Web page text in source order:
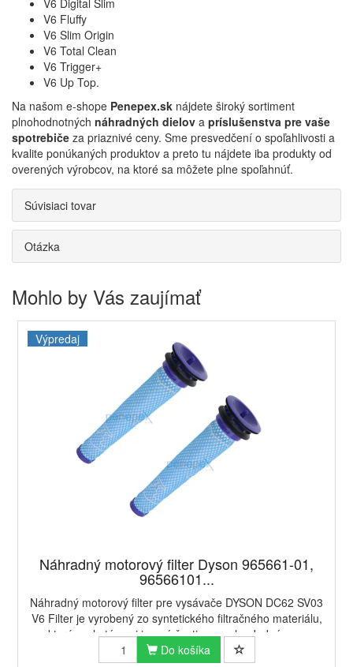
V6 Digital Slim
V6 Fluffy
V6 Slim Origin
V6 Total Clean
V6 Trigger+
V6 Up Top.
Na našom e-shope Penepex.sk nájdete široký sortiment
plnohodnotných náhradných dielov a príslušenstva pre vaše
spotrebiče za priaznivé ceny. Sme presvedčení o spoľahlivosti a
kvalite ponúkaných produktov a preto tu nájdete iba produkty od
overených výrobcov, na ktoré sa môžete plne spoľahnúť.
Súvisiaci tovar
Otázka
Mohlo by Vás zaujímať
Výpredaj
Náhradný motorový filter Dyson 965661-01,
96566101...
Náhradný motorový filter pre vysávače DYSON DC62 SV03
V6 Filter je vyrobený zo syntetického filtračného materiálu,
ktorý zachytáva aj jemné častice prachu.Jedná sa o
alternatívnu náhradu dielu Dyson 9...
Do košíka